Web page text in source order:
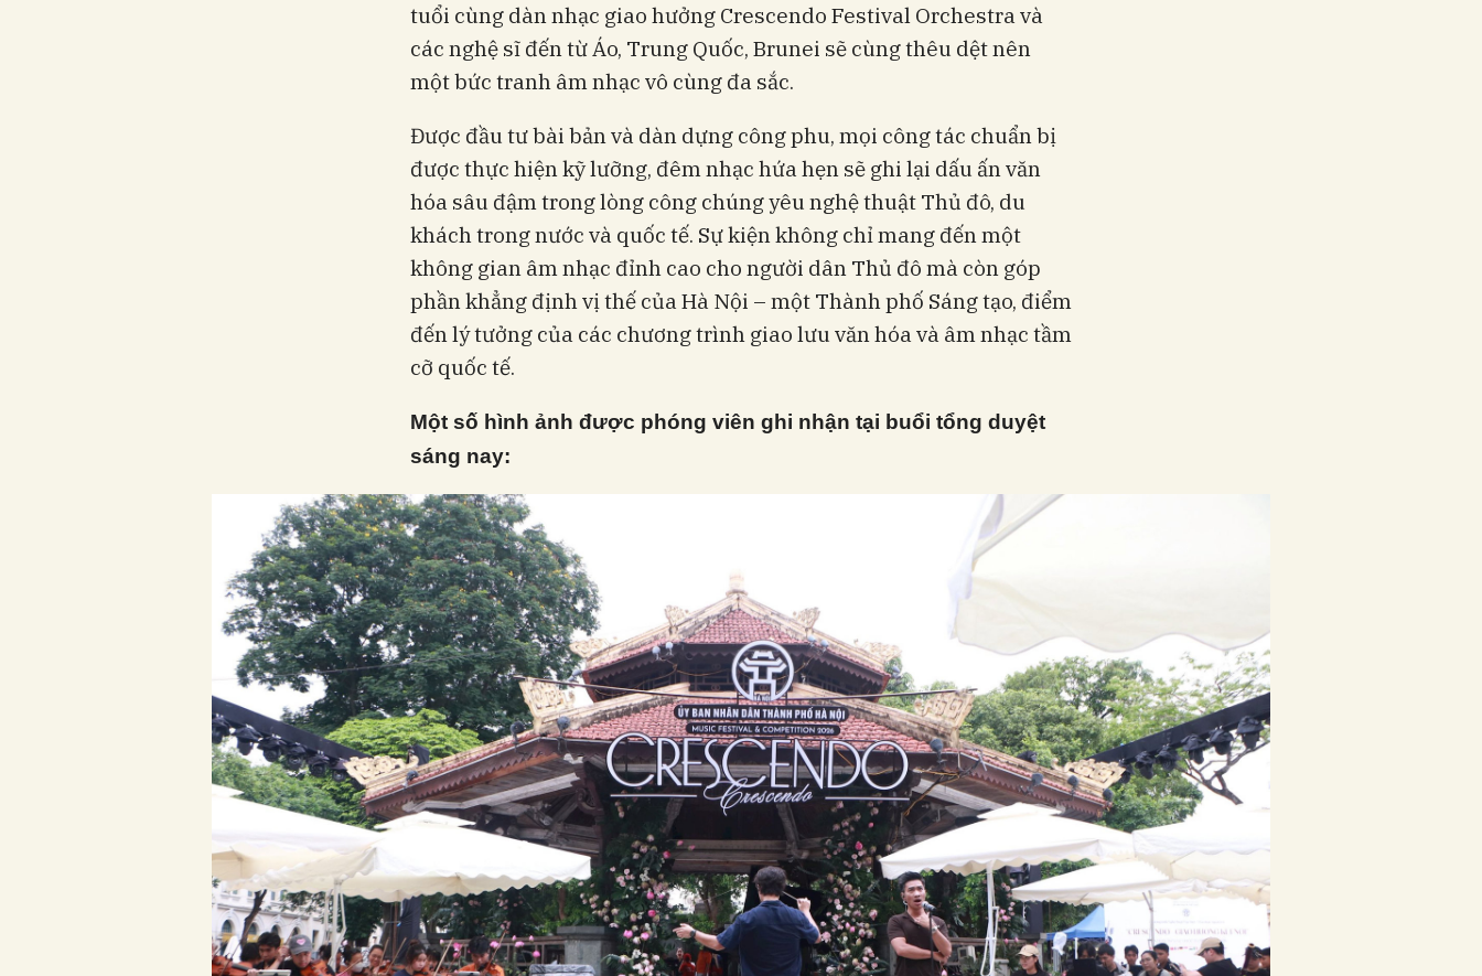
tuổi cùng dàn nhạc giao hưởng Crescendo Festival Orchestra và
các nghệ sĩ đến từ Áo, Trung Quốc, Brunei sẽ cùng thêu dệt nên
một bức tranh âm nhạc vô cùng đa sắc.
Được đầu tư bài bản và dàn dựng công phu, mọi công tác chuẩn bị
được thực hiện kỹ lưỡng, đêm nhạc hứa hẹn sẽ ghi lại dấu ấn văn
hóa sâu đậm trong lòng công chúng yêu nghệ thuật Thủ đô, du
khách trong nước và quốc tế. Sự kiện không chỉ mang đến một
không gian âm nhạc đỉnh cao cho người dân Thủ đô mà còn góp
phần khẳng định vị thế của Hà Nội – một Thành phố Sáng tạo, điểm
đến lý tưởng của các chương trình giao lưu văn hóa và âm nhạc tầm
cỡ quốc tế.
Một số hình ảnh được phóng viên ghi nhận tại buổi tổng duyệt
sáng nay: